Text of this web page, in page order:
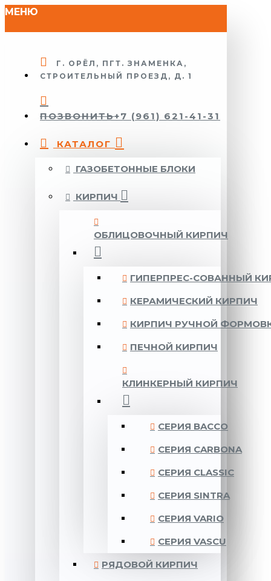
МЕНЮ
Г. ОРЁЛ, ПГТ. ЗНАМЕНКА,
СТРОИТЕЛЬНЫЙ ПРОЕЗД, Д. 1
ПОЗВОНИТЬ+7 (961) 621-41-31
КАТАЛОГ
ГАЗОБЕТОННЫЕ БЛОКИ
КИРПИЧ
ОБЛИЦОВОЧНЫЙ КИРПИЧ
ГИПЕРПРЕС-СОВАННЫЙ
КЕРАМИЧЕСКИЙ КИРПИЧ
КИРПИЧ РУЧНОЙ
ПЕЧНОЙ КИРПИЧ
КЛИНКЕРНЫЙ КИРПИЧ
CЕРИЯ BACCO
CЕРИЯ CARBONA
CЕРИЯ CLASSIC
CЕРИЯ SINTRA
CЕРИЯ VARIO
CЕРИЯ VASCU
РЯДОВОЙ КИРПИЧ